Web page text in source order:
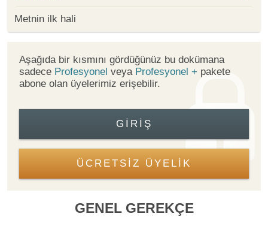
Metnin ilk hali
Aşağıda bir kısmını gördüğünüz bu dokümana
sadece Profesyonel veya Profesyonel + pakete
abone olan üyelerimiz erişebilir.
GIRIŞ
ÜCRETSİZ ÜYELİK
GENEL GEREKÇE